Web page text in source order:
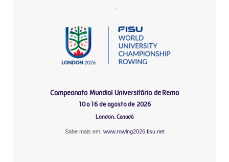
-
Campeonato Mundial Universitário de Remo
10 a 16 de agosto de 2026
London, Canadá
Sabe mais em: www.rowing2026.fisu.net
-